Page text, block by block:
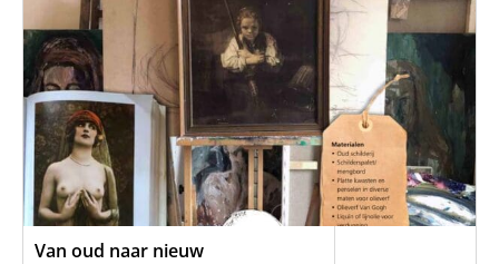
Van oud naar nieuw